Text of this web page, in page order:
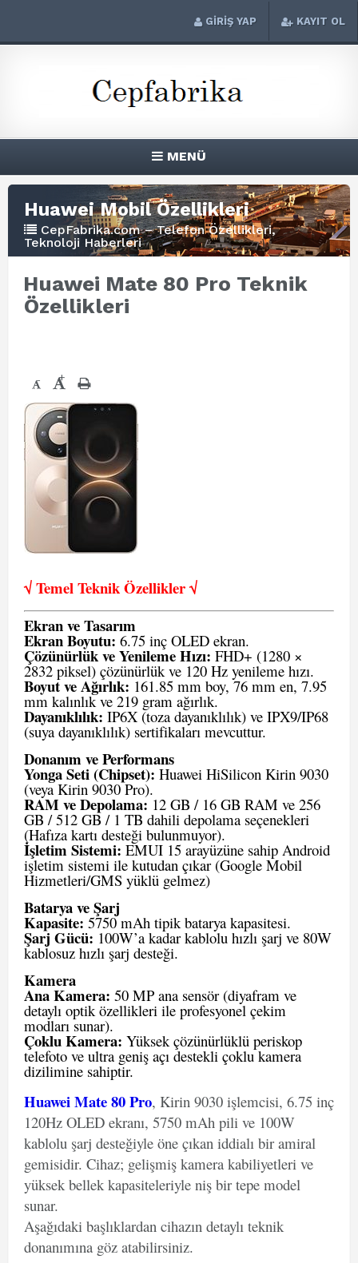
GİRİŞ YAP KAYIT OL
MENÜ
Huawei Mobil Özellikleri
CepFabrika.com – Telefon Özellikleri,
Teknoloji Haberleri
Huawei Mate 80 Pro Teknik
Özellikleri
- +
√ Temel Teknik Özellikler √
Ekran ve Tasarım
Ekran Boyutu: 6.75 inç OLED ekran.
Çözünürlük ve Yenileme Hızı: FHD+ (1280 ×
2832 piksel) çözünürlük ve 120 Hz yenileme hızı.
Boyut ve Ağırlık: 161.85 mm boy, 76 mm en, 7.95
mm kalınlık ve 219 gram ağırlık.
Dayanıklılık: IP6X (toza dayanıklılık) ve IPX9/IP68
(suya dayanıklılık) sertifikaları mevcuttur.
Donanım ve Performans
Yonga Seti (Chipset): Huawei HiSilicon Kirin 9030
(veya Kirin 9030 Pro).
RAM ve Depolama: 12 GB / 16 GB RAM ve 256
GB / 512 GB / 1 TB dahili depolama seçenekleri
(Hafıza kartı desteği bulunmuyor).
İşletim Sistemi: EMUI 15 arayüzüne sahip Android
işletim sistemi ile kutudan çıkar (Google Mobil
Hizmetleri/GMS yüklü gelmez)
Batarya ve Şarj
Kapasite: 5750 mAh tipik batarya kapasitesi.
Şarj Gücü: 100W’a kadar kablolu hızlı şarj ve 80W
kablosuz hızlı şarj desteği.
Kamera
Ana Kamera: 50 MP ana sensör (diyafram ve
detaylı optik özellikleri ile profesyonel çekim
modları sunar).
Çoklu Kamera: Yüksek çözünürlüklü periskop
telefoto ve ultra geniş açı destekli çoklu kamera
dizilimine sahiptir.
Huawei Mate 80 Pro, Kirin 9030 işlemcisi, 6.75 inç
120Hz OLED ekranı, 5750 mAh pili ve 100W
kablolu şarj desteğiyle öne çıkan iddialı bir amiral
gemisidir. Cihaz; gelişmiş kamera kabiliyetleri ve
yüksek bellek kapasiteleriyle niş bir tepe model
sunar.
Aşağıdaki başlıklardan cihazın detaylı teknik
donanımına göz atabilirsiniz.